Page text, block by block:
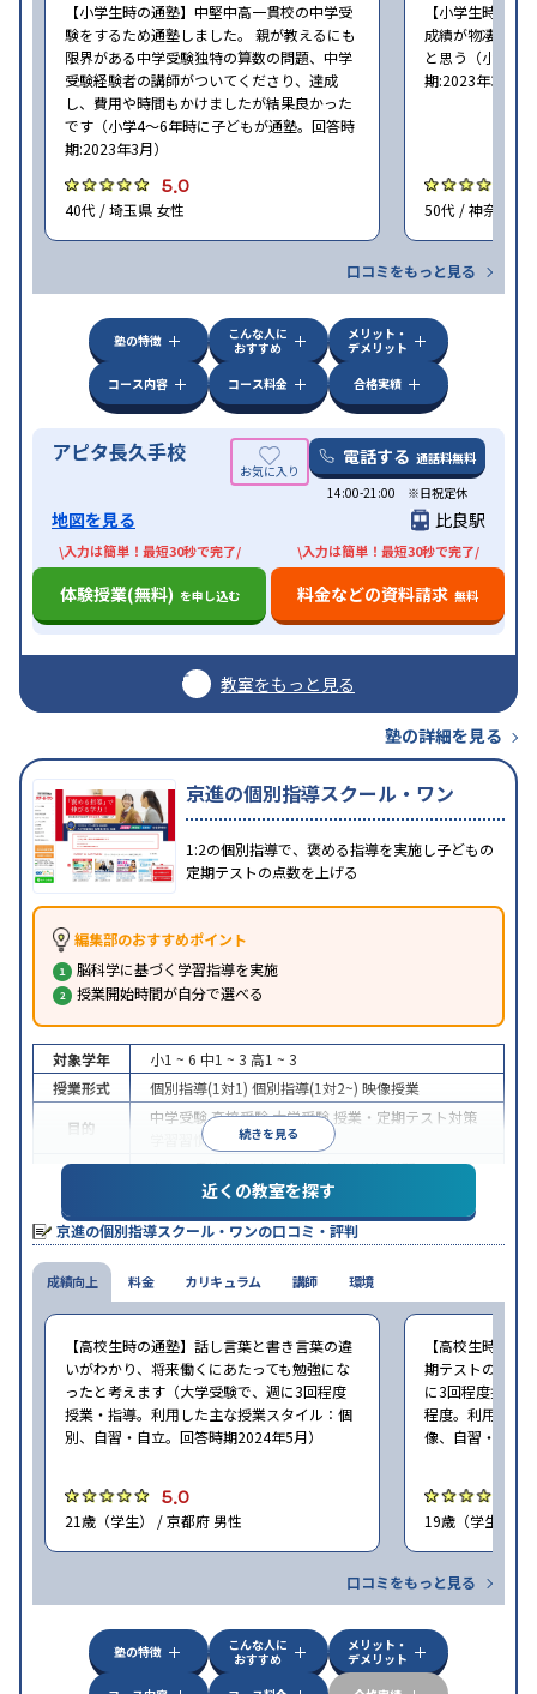
【小学生時の通塾】中堅中高一貫校の中学受
験をするため通塾しました。 親が教えるにも
限界がある中学受験独特の算数の問題、中学
受験経験者の講師がついてくださり、達成
し、費用や時間もかけましたが結果良かった
です（小学4〜6年時に子どもが通塾。回答時
期:2023年3月）
5.0
40代 / 埼玉県 女性
【小学生時の通
成績が物凄く悪
と思う（小学6
期:2023年3月）
50代 / 神奈川県
口コミをもっと見る
塾の特徴
こんな人に
おすすめ
メリット・
デメリット
コース内容
コース料金 合格実績
アピタ長久手校 電話する 通話料無料
14:00-21:00 ※日祝定休
地図を見る 比良駅
\入力は簡単！最短30秒で完了/
体験授業(無料) を申し込む
\入力は簡単！最短30秒で完了/
料金などの資料請求 無料
教室をもっと見る
塾の詳細を見る
京進の個別指導スクール・ワン
1:2の個別指導で、褒める指導を実施し子どもの
定期テストの点数を上げる
編集部のおすすめポイント
脳科学に基づく学習指導を実施
授業開始時間が自分で選べる
続きを見る
対象学年 小1 ~ 6 中1 ~ 3 高1 ~ 3
授業形式
個別指導(1対1) 個別指導(1対2~) 映像授業
目的
中学受験高校受験大学受験 授業・定期テスト対策
学習習慣の定着
中高一貫校生に対応授業の振替可能学習にPC・タ
ブレットを利用季節講習のみの受講可
※2024年6月調査。大学受験塾・予備校のアンケート調査方法を参照
近くの教室を探す
京進の個別指導スクール・ワンの口コミ・評判
成績向上
【高校生時の通塾】話し言葉と書き言葉の違
いがわかり、将来働くにあたっても勉強にな
ったと考えます（大学受験で、週に3回程度
授業・指導。利用した主な授業スタイル：個
別、自習・自立。回答時期2024年5月）
5.0
21歳（学生） / 京都府 男性
【高校生時の通
期テストの点数
に3回程度授業
程度。利用した
像、自習・自立
19歳（学生） /
口コミをもっと見る
料金 カリキュラム 講師 環境
塾の特徴
こんな人に
おすすめ
メリット・
デメリット